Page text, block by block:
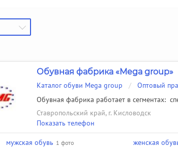
Обувная фабрика «Mega group»
Каталог обуви Mega group / Оптовый
Обувная фабрика работает в сегментах:
Ставропольский край, г. Кисловодск
Показать телефон
мужская обувь 1 фото женская